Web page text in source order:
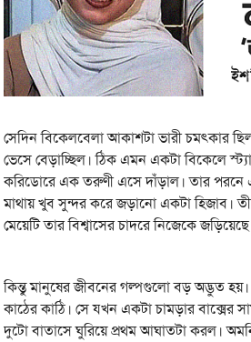
সেদিন বিকেলবেলা আকাশটা ভারী চমৎকার
ভেসে বেড়াচ্ছিল। ঠিক এমন একটা বিকেলে
করিডোরে এক তরুণী এসে দাঁড়াল। তার পরনে
মাথায় খুব সুন্দর করে জড়ানো একটা হিজাব।
মেয়েটি তার বিশ্বাসের চাদরে নিজেকে
কিন্তু মানুষের জীবনের গল্পগুলো বড় অদ্ভুত
কাঠের কাঠি। সে যখন একটা চামড়ার বাক্সের
দুটো বাতাসে ঘুরিয়ে প্রথম আঘাতটা করল।